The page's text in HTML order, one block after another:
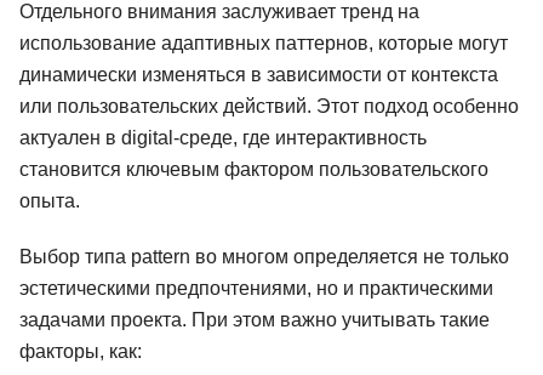
Отдельного внимания заслуживает тренд на
использование адаптивных паттернов, которые могут
динамически изменяться в зависимости от контекста
или пользовательских действий. Этот подход особенно
актуален в digital-среде, где интерактивность
становится ключевым фактором пользовательского
опыта.
Выбор типа pattern во многом определяется не только
эстетическими предпочтениями, но и практическими
задачами проекта. При этом важно учитывать такие
факторы, как: